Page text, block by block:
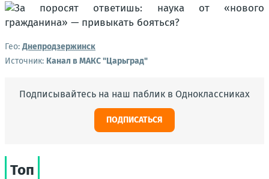
Гео:Днепродзержинск
Источник: Канал в МАКС "Царьград"
Подписывайтесь на наш паблик в Одноклассниках
ПОДПИСАТЬСЯ
Топ